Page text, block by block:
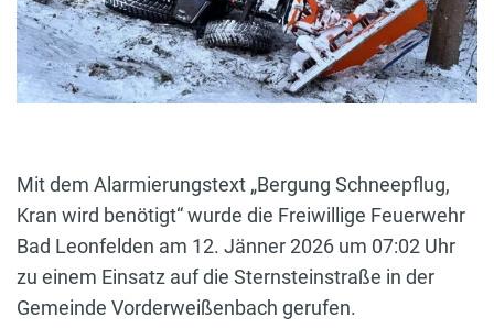
Mit dem Alarmierungstext „Bergung Schneepflug,
Kran wird benötigt“ wurde die Freiwillige Feuerwehr
Bad Leonfelden am 12. Jänner 2026 um 07:02 Uhr
zu einem Einsatz auf die Sternsteinstraße in der
Gemeinde Vorderweißenbach gerufen.